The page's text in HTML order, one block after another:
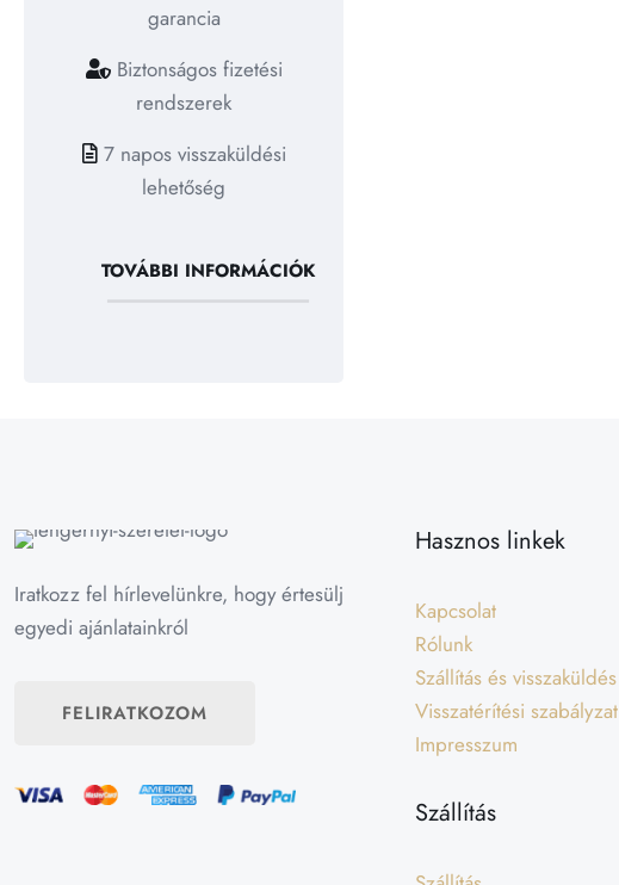
garancia
Biztonságos fizetési
rendszerek
7 napos visszaküldési
lehetőség
TOVÁBBI INFORMÁCIÓK
Iratkozz fel hírlevelünkre, hogy értesülj
egyedi ajánlatainkról
FELIRATKOZOM
Hasznos linkek
Kapcsolat
Rólunk
Szállítás és visszaküldés
Visszatérítési szabályzat
Impresszum
Szállítás